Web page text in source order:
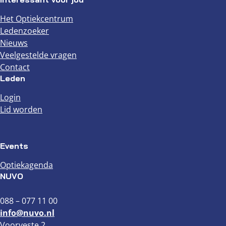
Het Optiekcentrum
Ledenzoeker
Nieuws
Veelgestelde vragen
Contact
Leden
Login
Lid worden
Events
Optiekagenda
NUVO
088 – 077 11 00
info@nuvo.nl